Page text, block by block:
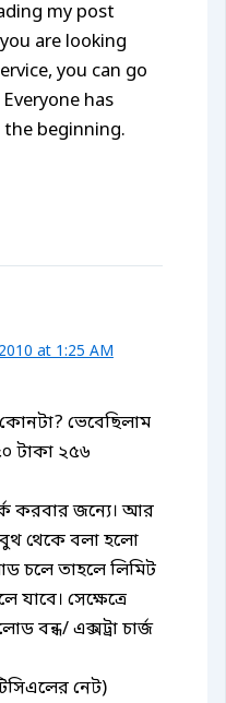
my post
are looking
you can go
has
beginning.
at 1:25 AM
ভেবেছিলাম
টাকা ২৫৬
করবার জন্যে। আর
বুথ থেকে বলা হলো
চলে তাহলে লিমিট
যাবে। সেক্ষেত্রে
বন্ধ/ এক্সট্রা চার্জ
নেট)